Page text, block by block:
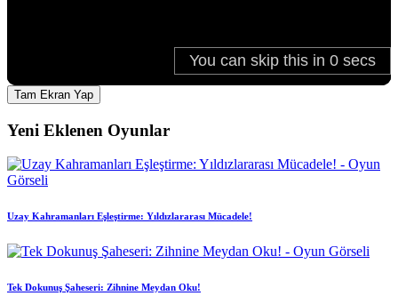
Tam Ekran Yap
Yeni Eklenen Oyunlar
Uzay Kahramanları Eşleştirme: Yıldızlararası Mücadele!
Tek Dokunuş Şaheseri: Zihnine Meydan Oku!